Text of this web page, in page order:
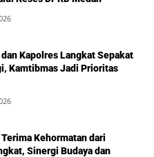
Kapolres Langkat Sepakat
Kamtibmas Jadi Prioritas
Kehormatan dari
Sinergi Budaya dan